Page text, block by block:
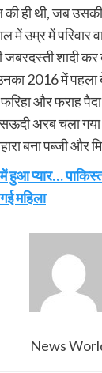
ही थी, जब उसकी
में उम्र में परिवार
शादी कर
2016 में पहला
फरिहा और फराह
अरब चला
बना पब्जी और
हुआ प्यार…
महिला
News